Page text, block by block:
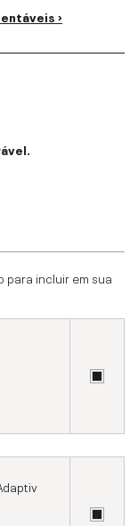
›
para incluir em sua